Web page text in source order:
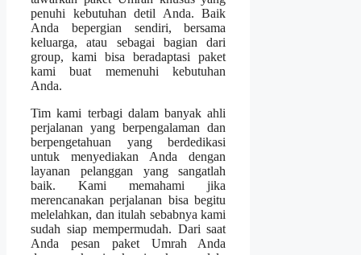
penuhi kebutuhan detil Anda. Baik
Anda bepergian sendiri, bersama
keluarga, atau sebagai bagian dari
group, kami bisa beradaptasi paket
kami buat memenuhi kebutuhan
Anda.
Tim kami terbagi dalam banyak ahli
perjalanan yang berpengalaman dan
berpengetahuan yang berdedikasi
untuk menyediakan Anda dengan
layanan pelanggan yang sangatlah
baik. Kami memahami jika
merencanakan perjalanan bisa begitu
melelahkan, dan itulah sebabnya kami
sudah siap mempermudah. Dari saat
Anda pesan paket Umrah Anda